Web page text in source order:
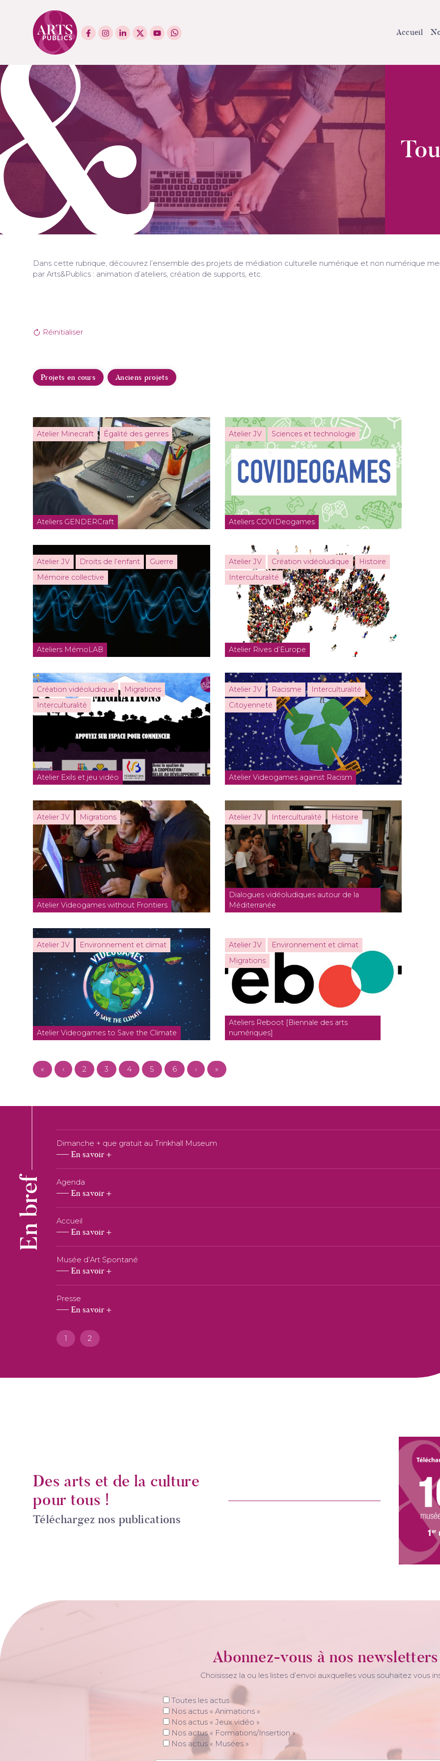
Accueil
Dans cette rubrique, découvrez l’ensemble des projets de médiation culturelle numérique et non numérique
par Arts&Publics : animation d’ateliers, création de supports, etc.
Réinitialiser
Projets en cours Anciens projets
Atelier Minecraft Égalité des genres
Ateliers GENDERCraft
Atelier JV Sciences et technologie
Ateliers COVIDeogames
Atelier JV Droits de l’enfant
Guerre
Mémoire collective
Ateliers MémoLAB
Atelier JV Création vidéoludique
Histoire
Interculturalité
Atelier Rives d’Europe
Création vidéoludique
Migrations
Interculturalité
Atelier Exils et jeu vidéo
Atelier JV Racisme
Interculturalité
Citoyenneté
Atelier Videogames against Racism
Atelier JV Migrations
Atelier Videogames without Frontiers
Atelier JV Interculturalité Histoire
Dialogues vidéoludiques autour de la
Méditerranée
Atelier JV Environnement et climat
Atelier Videogames to Save the Climate
Atelier JV
Environnement et climat
Migrations
Ateliers Reboot [Biennale des arts
numériques]
« ‹ 2 3 4 5 6 › »
En bref
Dimanche + que gratuit au Trinkhall Museum
En savoir +
Agenda
En savoir +
Accueil
En savoir +
Musée d’Art Spontané
En savoir +
Presse
En savoir +
1 2
Des arts et de la culture
pour tous !
Téléchargez nos publications
Abonnez-vous à nos
Choisissez la ou les listes d’envoi auxquelles vous souhaitez vous
Toutes les actus
Nos actus « Animations »
Nos actus « Jeux vidéo »
Nos actus « Formations/Insertion »
Nos actus « Musées »